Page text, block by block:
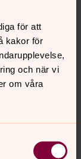
för att
kakor för
och när vi
om våra